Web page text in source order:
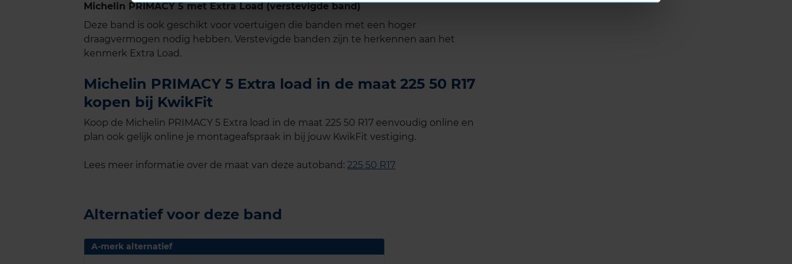
Michelin PRIMACY 5 met Extra Load (verstevigde band)
Deze band is ook geschikt voor voertuigen die banden met een hoger
draagvermogen nodig hebben. Verstevigde banden zijn te herkennen aan het
kenmerk Extra Load.
Michelin PRIMACY 5 Extra load in de maat 225 50 R17
kopen bij KwikFit
Koop de Michelin PRIMACY 5 Extra load in de maat 225 50 R17 eenvoudig online en
plan ook gelijk online je montageafspraak in bij jouw KwikFit vestiging.
Lees meer informatie over de maat van deze autoband: 225 50 R17
Alternatief voor deze band
A-merk alternatief